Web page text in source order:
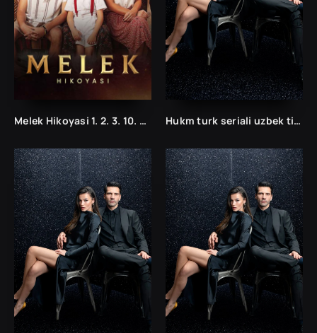
Melek Hikoyasi 1. 2. 3. 10. 20. 50. 100. 150. 200 qism Turk Seriali Uzbek tilida Barcha Qismlar Hukm turk seriali uzbek tilida /Хукм турк сериали ўзбек тилида/ 203. 204. 205. 206. 207. 208. 209. 210. 211. 212. 213. 214. 215 barcha qismlari.